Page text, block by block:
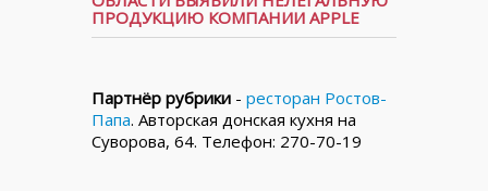
ПРОДУКЦИЮ КОМПАНИИ APPLE
Партнёр рубрики - ресторан Ростов-
Папа. Авторская донская кухня на
Суворова, 64. Телефон: 270-70-19